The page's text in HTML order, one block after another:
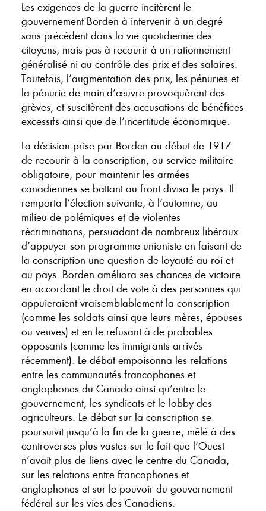
Les exigences de la guerre incitèrent le
gouvernement Borden à intervenir à un degré
sans précédent dans la vie quotidienne des
citoyens, mais pas à recourir à un rationnement
généralisé ni au contrôle des prix et des salaires.
Toutefois, l’augmentation des prix, les pénuries et
la pénurie de main-d’œuvre provoquèrent des
grèves, et suscitèrent des accusations de bénéfices
excessifs ainsi que de l’incertitude économique.
La décision prise par Borden au début de 1917
de recourir à la conscription, ou service militaire
obligatoire, pour maintenir les armées
canadiennes se battant au front divisa le pays. Il
remporta l’élection suivante, à l’automne, au
milieu de polémiques et de violentes
récriminations, persuadant de nombreux libéraux
d’appuyer son programme unioniste en faisant de
la conscription une question de loyauté au roi et
au pays. Borden améliora ses chances de victoire
en accordant le droit de vote à des personnes qui
appuieraient vraisemblablement la conscription
(comme les soldats ainsi que leurs mères, épouses
ou veuves) et en le refusant à de probables
opposants (comme les immigrants arrivés
récemment). Le débat empoisonna les relations
entre les communautés francophones et
anglophones du Canada ainsi qu’entre le
gouvernement, les syndicats et le lobby des
agriculteurs. Le débat sur la conscription se
poursuivit jusqu’à la fin de la guerre, mêlé à des
controverses plus vastes sur le fait que l’Ouest
n’avait plus de liens avec le centre du Canada,
sur les relations entre francophones et
anglophones et sur le pouvoir du gouvernement
fédéral sur les vies des Canadiens.